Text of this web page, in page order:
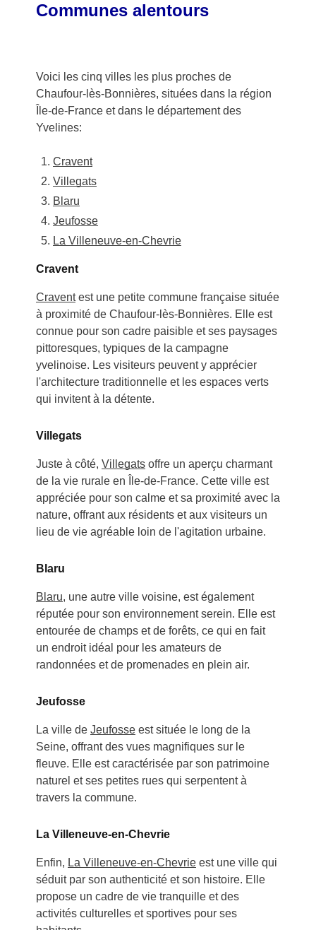
Communes alentours
Voici les cinq villes les plus proches de
Chaufour-lès-Bonnières, situées dans la région
Île-de-France et dans le département des
Yvelines:
Cravent
Villegats
Blaru
Jeufosse
La Villeneuve-en-Chevrie
Cravent
Craventest une petite commune française située
à proximité de Chaufour-lès-Bonnières. Elle est
connue pour son cadre paisible et ses paysages
pittoresques, typiques de la campagne
yvelinoise. Les visiteurs peuvent y apprécier
l'architecture traditionnelle et les espaces verts
qui invitent à la détente.
Villegats
Juste à côté, Villegatsoffre un aperçu charmant
de la vie rurale en Île-de-France. Cette ville est
appréciée pour son calme et sa proximité avec la
nature, offrant aux résidents et aux visiteurs un
lieu de vie agréable loin de l'agitation urbaine.
Blaru
Blaru, une autre ville voisine, est également
réputée pour son environnement serein. Elle est
entourée de champs et de forêts, ce qui en fait
un endroit idéal pour les amateurs de
randonnées et de promenades en plein air.
Jeufosse
La ville de Jeufosseest située le long de la
Seine, offrant des vues magnifiques sur le
fleuve. Elle est caractérisée par son patrimoine
naturel et ses petites rues qui serpentent à
travers la commune.
La Villeneuve-en-Chevrie
Enfin, La Villeneuve-en-Chevrieest une ville qui
séduit par son authenticité et son histoire. Elle
propose un cadre de vie tranquille et des
activités culturelles et sportives pour ses